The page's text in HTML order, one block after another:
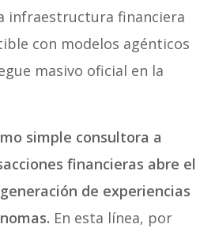
infraestructura financiera
con modelos agénticos
masivo oficial en la
simple consultora a
financieras abre el
de experiencias
En esta línea, por